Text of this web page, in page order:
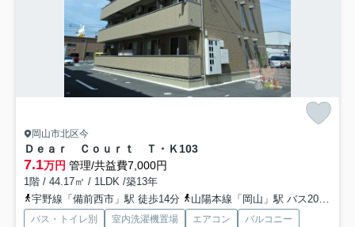
岡山市北区今
Ｄｅａｒ Ｃｏｕｒｔ Ｔ・Ｋ 103
7.1万円 管理/共益費7,000円
1階 / 44.17㎡ / 1LDK /築13年
宇野線「備前西市」駅 徒歩14分
山陽本線「岡山」駅 バス20分 「今８丁目」 停歩2分
バス・トイレ別 室内洗濯機置場 エアコン
バルコニー